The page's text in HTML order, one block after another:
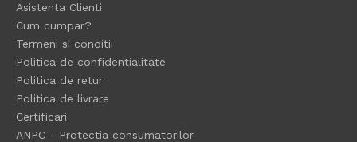
Asistenta Clienti
Cum cumpar?
Termeni si conditii
Politica de confidentialitate
Politica de retur
Politica de livrare
Certificari
ANPC - Protectia consumatorilor